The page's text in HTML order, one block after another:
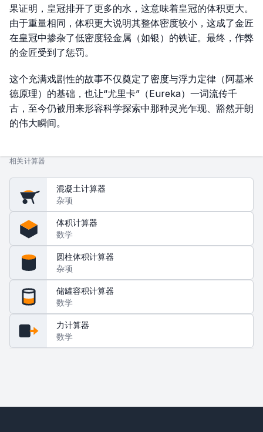
果证明，皇冠排开了更多的水，这意味着皇冠的体积更大。
由于重量相同，体积更大说明其整体密度较小，这成了金匠
在皇冠中掺杂了低密度轻金属（如银）的铁证。最终，作弊
的金匠受到了惩罚。
这个充满戏剧性的故事不仅奠定了密度与浮力定律（阿基米
德原理）的基础，也让“尤里卡”（Eureka）一词流传千
古，至今仍被用来形容科学探索中那种灵光乍现、豁然开朗
的伟大瞬间。
相关计算器
混凝土计算器
杂项
体积计算器
数学
圆柱体积计算器
杂项
储罐容积计算器
数学
力计算器
数学